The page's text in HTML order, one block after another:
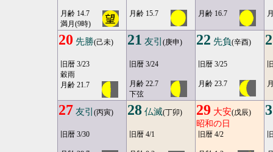
月齢 14.7
満月(9時)
月齢 15.7 月齢 16.7
20 先勝(己未)
旧暦 3/23
穀雨
月齢 21.7
21 友引 (庚申)
旧暦 3/24
月齢 22.7
下弦
22 先負(辛酉)
旧暦 3/25
月齢 23.7
27 友引 (丙寅)
旧暦 3/30
28 仏滅(丁卯)
旧暦 4/1
29 大安(戊辰)
昭和の日
旧暦 4/2